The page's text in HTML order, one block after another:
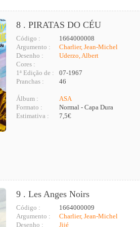
8 . PIRATAS DO CÉU
Código :
1664000008
Argumento :
Charlier, Jean-Michel
Desenho :
Uderzo, Albert
Cores :
1ª Edição de :
07-1967
Pranchas :
46
Álbum :
ASA
Formato :
Normal - Capa Dura
Estimativa :
7,5€
9 . Les Anges Noirs
Código :
1664000009
Argumento :
Charlier, Jean-Michel
Desenho :
Jijé